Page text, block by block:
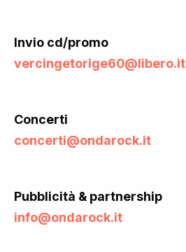
Invio cd/promo
vercingetorige60@libero.it
Concerti
concerti@ondarock.it
Pubblicità & partnership
info@ondarock.it